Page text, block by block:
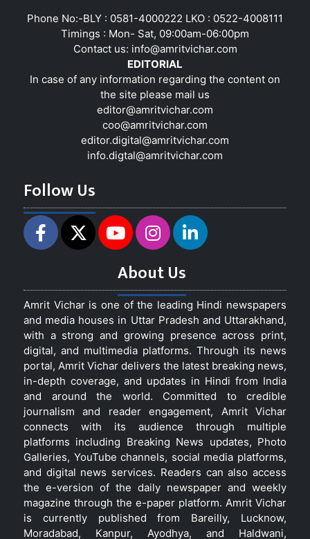
Phone No:-BLY : 0581-4000222 LKO : 0522-4008111
Timings : Mon- Sat, 09:00am-06:00pm
Contact us: info@amritvichar.com
EDITORIAL
In case of any information regarding the content on
the site please mail us
editor@amritvichar.com
coo@amritvichar.com
editor.digital@amritvichar.com
info.digtal@amritvichar.com
Follow Us
About Us
Amrit Vichar is one of the leading Hindi newspapers
and media houses in Uttar Pradesh and Uttarakhand,
with a strong and growing presence across print,
digital, and multimedia platforms. Through its news
portal, Amrit Vichar delivers the latest breaking news,
in-depth coverage, and updates in Hindi from India
and around the world. Committed to credible
journalism and reader engagement, Amrit Vichar
connects with its audience through multiple
platforms including Breaking News updates, Photo
Galleries, YouTube channels, social media platforms,
and digital news services. Readers can also access
the e-version of the daily newspaper and weekly
magazine through the e-paper platform. Amrit Vichar
is currently published from Bareilly, Lucknow,
Moradabad, Kanpur, Ayodhya, and Haldwani,